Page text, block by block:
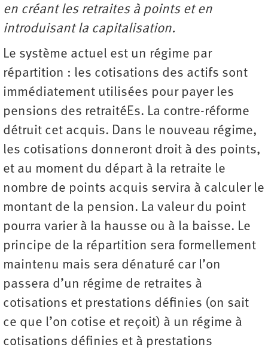
en créant les retraites à points et en
introduisant la capitalisation.
Le système actuel est un régime par
répartition : les cotisations des actifs sont
immédiatement utilisées pour payer les
pensions des retraitéEs. La contre-réforme
détruit cet acquis. Dans le nouveau régime,
les cotisations donneront droit à des points,
et au moment du départ à la retraite le
nombre de points acquis servira à calculer le
montant de la pension. La valeur du point
pourra varier à la hausse ou à la baisse. Le
principe de la répartition sera formellement
maintenu mais sera dénaturé car l’on
passera d’un régime de retraites à
cotisations et prestations définies (on sait
ce que l’on cotise et reçoit) à un régime à
cotisations définies et à prestations